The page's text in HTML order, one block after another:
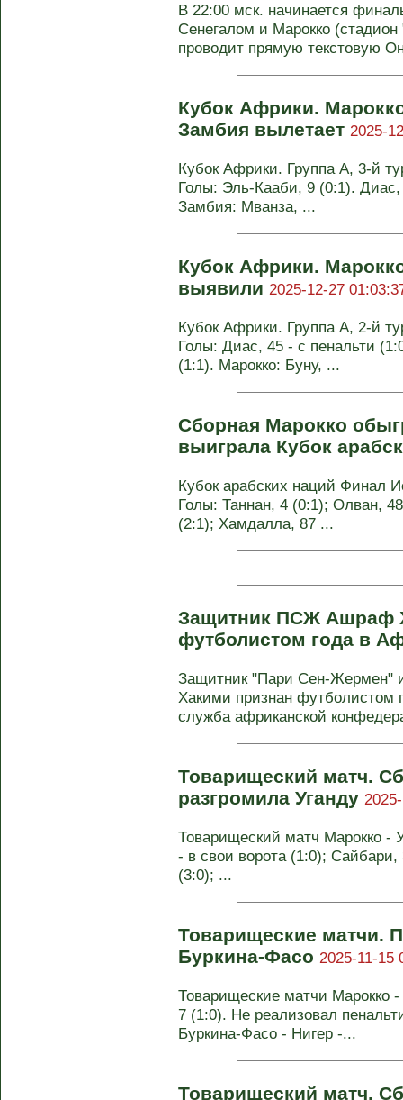
В 22:00 мск. начинается
Сенегалом и Марокко
проводит прямую текстовую
Кубок Африки.
Замбия вылетает 2025-
Кубок Африки. Группа А, 3-й
Голы: Эль-Кааби, 9 (0:1).
Замбия: Мванза, ...
Кубок Африки.
выявили 2025-12-27
Кубок Африки. Группа А, 2-й
Голы: Диас, 45 - с пенальти
(1:1). Марокко: Буну, ...
Сборная Марокко
выиграла Кубок
Кубок арабских наций Финал
Голы: Таннан, 4 (0:1); Олван,
(2:1); Хамдалла, 87 ...
Защитник ПСЖ Ашраф
футболистом года в
Защитник "Пари Сен-Жермен"
Хакими признан футболистом
служба африканской
Товарищеский матч.
разгромила Уганду
Товарищеский матч Марокко -
- в свои ворота (1:0);
(3:0); ...
Товарищеские матчи.
Буркина-Фасо 2025-11-15
Товарищеские матчи Марокко
7 (1:0). Не реализовал
Буркина-Фасо - Нигер -...
Товарищеский матч.